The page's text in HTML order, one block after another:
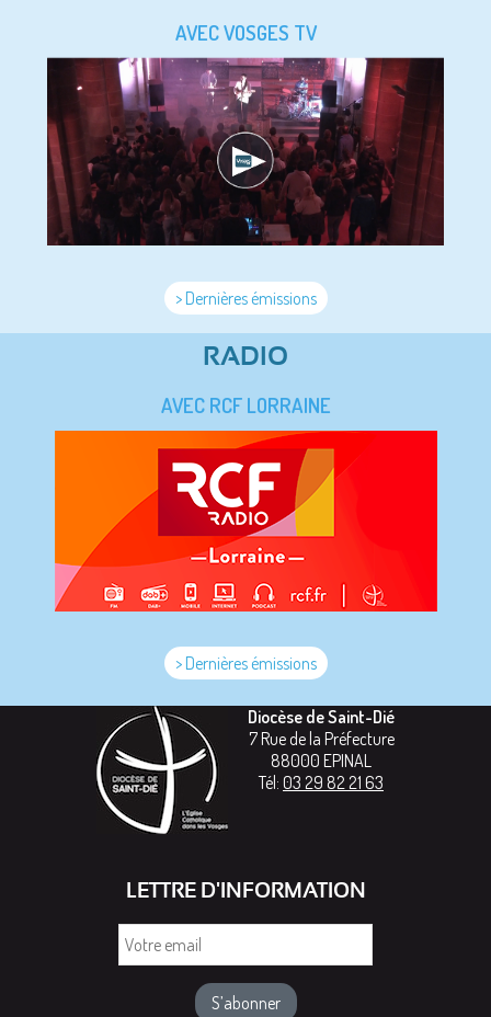
AVEC VOSGES TV
> Dernières émissions
RADIO
AVEC RCF LORRAINE
> Dernières émissions
Diocèse de Saint-Dié
7 Rue de la Préfecture
88000 EPINAL
Tél: 03 29 82 21 63
LETTRE D'INFORMATION